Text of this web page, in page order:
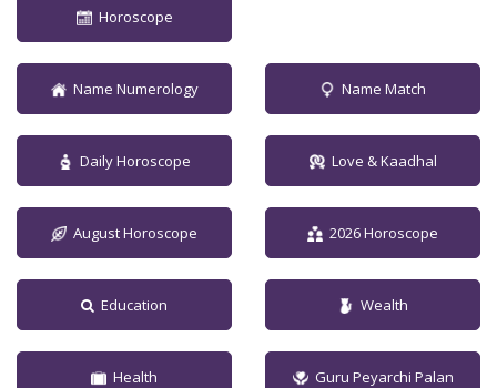
Horoscope
Name Numerology Name Match
Daily Horoscope Love & Kaadhal
August Horoscope 2026 Horoscope
Education Wealth
Health Guru Peyarchi Palan